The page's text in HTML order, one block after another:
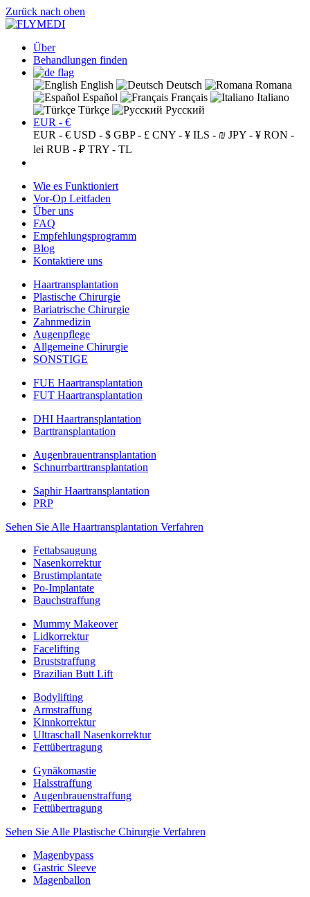
Zurück nach oben
Über
Behandlungen finden
English Deutsch
Romana
Español
Français
Italiano
Türkçe
Русский
EUR - €
EUR - € USD - $ GBP - £ CNY - ¥ ILS - ₪ JPY - ¥ RON -
lei RUB - ₽ TRY - TL
Wie es Funktioniert
Vor-Op Leitfaden
Über uns
FAQ
Empfehlungsprogramm
Blog
Kontaktiere uns
Haartransplantation
Plastische Chirurgie
Bariatrische Chirurgie
Zahnmedizin
Augenpflege
Allgemeine Chirurgie
SONSTIGE
FUE Haartransplantation
FUT Haartransplantation
DHI Haartransplantation
Barttransplantation
Augenbrauentransplantation
Schnurrbarttransplantation
Saphir Haartransplantation
PRP
Sehen Sie Alle Haartransplantation Verfahren
Fettabsaugung
Nasenkorrektur
Brustimplantate
Po-Implantate
Bauchstraffung
Mummy Makeover
Lidkorrektur
Facelifting
Bruststraffung
Brazilian Butt Lift
Bodylifting
Armstraffung
Kinnkorrektur
Ultraschall Nasenkorrektur
Fettübertragung
Gynäkomastie
Halsstraffung
Augenbrauenstraffung
Fettübertragung
Sehen Sie Alle Plastische Chirurgie Verfahren
Magenbypass
Gastric Sleeve
Magenballon